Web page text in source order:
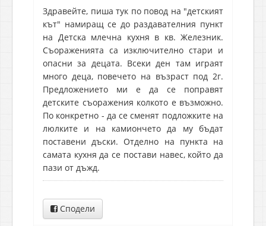
Здравейте, пиша тук по повод на "детският
кът" намиращ се до раздавателния пункт
на Детска млечна кухня в кв. Железник.
Съораженията са изключително стари и
опасни за децата. Всеки ден там играят
много деца, повечето на възраст под 2г.
Предложението ми е да се поправят
детските съоражения колкото е възможно.
По конкретно - да се сменят подложките на
люлките и на камиончето да му бъдат
поставени дъски. Отделно на пункта на
самата кухня да се постави навес, който да
пази от дъжд.
Сподели